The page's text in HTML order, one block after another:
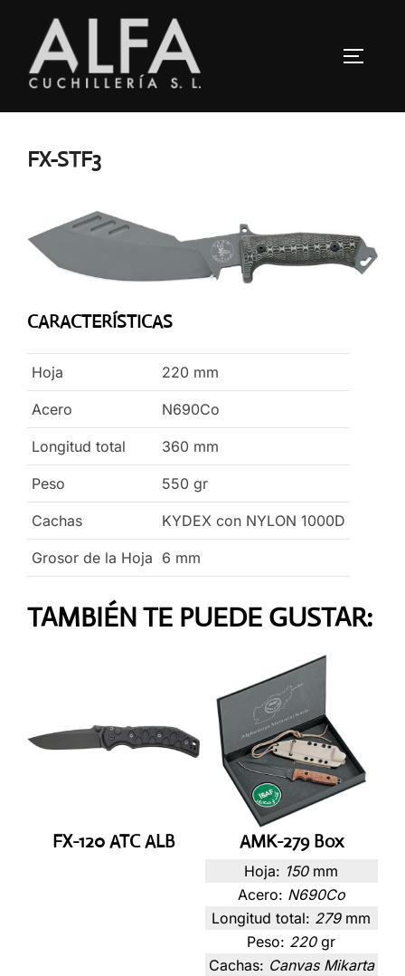
contenido
FX-STF3
CARACTERÍSTICAS
Hoja 220 mm
Acero N690Co
Longitud total 360 mm
Peso 550 gr
Cachas KYDEX con NYLON 1000D
Grosor de la Hoja 6 mm
TAMBIÉN TE PUEDE GUSTAR:
FX-120 ATC ALB AMK-279 Box
Hoja: 150 mm
Acero: N690Co
Longitud total: 279 mm
Peso: 220 gr
Cachas: Canvas Mikarta